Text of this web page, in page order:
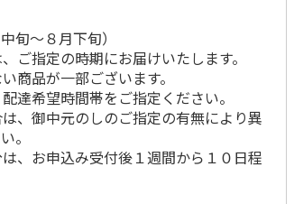
旬～８月下旬）
ご指定の時期にお届けいたします。
商品が一部ございます。
達希望時間帯をご指定ください。
、御中元のしのご指定の有無により異
。
、お申込み受付後１週間から１０日程